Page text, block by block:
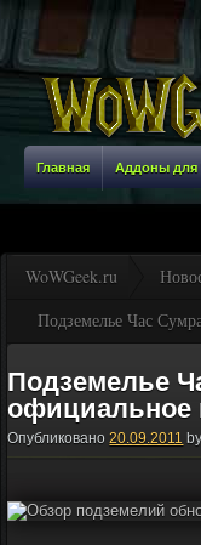
Главная Аддоны для
WoWGeek.ru
Подземелье Час
Подземелье
официальное
Опубликовано 20.09.2011 by